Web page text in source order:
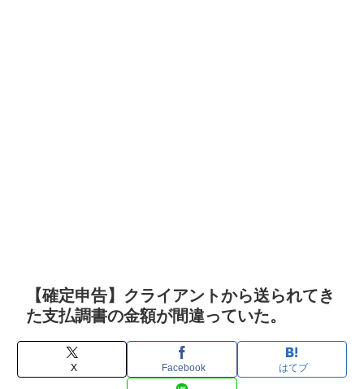
【確定申告】クライアントから送られてき
た支払調書の金額が間違っていた。
X Facebook はてブ